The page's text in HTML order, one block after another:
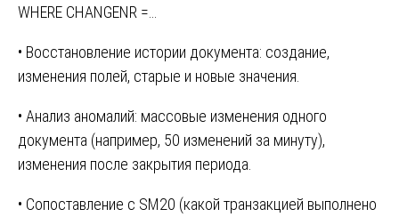
WHERE CHANGENR =…
• Восстановление истории документа: создание,
изменения полей, старые и новые значения.
• Анализ аномалий: массовые изменения одного
документа (например, 50 изменений за минуту),
изменения после закрытия периода.
• Сопоставление с SM20 (какой транзакцией выполнено